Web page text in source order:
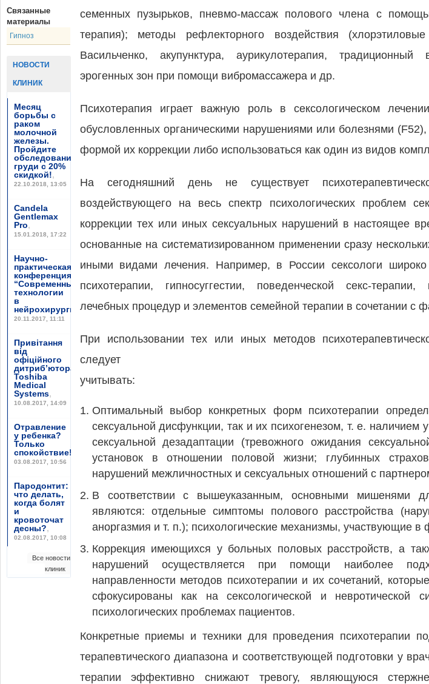
Связанные
материалы
Гипноз
НОВОСТИ
КЛИНИК
Месяц
борьбы с
раком
молочной
железы.
Пройдите
обследование
груди с 20%
скидкой!,
22.10.2018, 13:05
Candela
Gentlemax
Pro,
15.01.2018, 17:22
Научно-
практическая
конференция
“Современные
технологии
в
нейрохирургии”,
20.11.2017, 11:11
Привітання
від
офіційного
дитриб’ютора
Toshiba
Medical
Systems,
10.08.2017, 14:09
Отравление
у ребенка?
Только
спокойствие!
03.08.2017, 10:56
Пародонтит:
что делать,
когда болят
и
кровоточат
десны?,
02.08.2017, 10:08
Все новости
клиник
семенных пузырьков, пневмо-массаж полового члена с
терапия); методы рефлекторного воздействия
Васильченко, акупунктура, аурикулотерапия,
эрогенных зон при помощи вибромассажера и др.
Психотерапия играет важную роль в сексологическом
обусловленных органическими нарушениями или болезнями
формой их коррекции либо использоваться как один из видов
На сегодняшний день не существует
воздействующего на весь спектр психологических проблем
коррекции тех или иных сексуальных нарушений в настоящее
основанные на систематизированном применении сразу
иными видами лечения. Например, в России сексологи
психотерапии, гипносуггестии, поведенческой секс-терапии,
лечебных процедур и элементов семейной терапии в сочетании с
При использовании тех или иных методов
следует
учитывать:
Оптимальный выбор конкретных форм психотерапии
сексуальной дисфункции, так и их психогенезом, т. е. наличием
сексуальной дезадаптации (тревожного ожидания
установок в отношении половой жизни; глубинных
нарушений межличностных и сексуальных отношений с
В соответствии с вышеуказанным, основными мишенями
являются: отдельные симптомы полового расстройства
аноргазмия и т. п.); психологические механизмы, участвующие
Коррекция имеющихся у больных половых расстройств, а
нарушений осуществляется при помощи наиболее
направленности методов психотерапии и их сочетаний,
сфокусированы как на сексологической и невротической
психологических проблемах пациентов.
Конкретные приемы и техники для проведения психотерапии
терапевтического диапазона и соответствующей подготовки у
терапии эффективно снижают тревогу, являющуюся